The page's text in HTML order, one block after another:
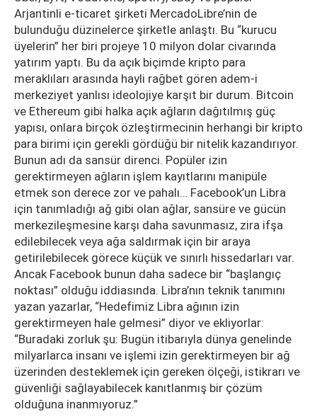
Arjantinli e-ticaret şirketi MercadoLibre’nin de
bulunduğu düzinelerce şirketle anlaştı. Bu “kurucu
üyelerin” her biri projeye 10 milyon dolar civarında
yatırım yaptı. Bu da açık biçimde kripto para
meraklıları arasında hayli rağbet gören adem-i
merkeziyet yanlısı ideolojiye karşıt bir durum. Bitcoin
ve Ethereum gibi halka açık ağların dağıtılmış güç
yapısı, onlara birçok özleştirmecinin herhangi bir kripto
para birimi için gerekli gördüğü bir nitelik kazandırıyor.
Bunun adı da sansür direnci. Popüler izin
gerektirmeyen ağların işlem kayıtlarını manipüle
etmek son derece zor ve pahalı… Facebook’un Libra
için tanımladığı ağ gibi olan ağlar, sansüre ve gücün
merkezileşmesine karşı daha savunmasız, zira ifşa
edilebilecek veya ağa saldırmak için bir araya
getirilebilecek görece küçük ve sınırlı hissedarları var.
Ancak Facebook bunun daha sadece bir “başlangıç
noktası” olduğu iddiasında. Libra’nın teknik tanımını
yazan yazarlar, “Hedefimiz Libra ağının izin
gerektirmeyen hale gelmesi” diyor ve ekliyorlar:
“Buradaki zorluk şu: Bugün itibarıyla dünya genelinde
milyarlarca insanı ve işlemi izin gerektirmeyen bir ağ
üzerinden desteklemek için gereken ölçeği, istikrarı ve
güvenliği sağlayabilecek kanıtlanmış bir çözüm
olduğuna inanmıyoruz.”